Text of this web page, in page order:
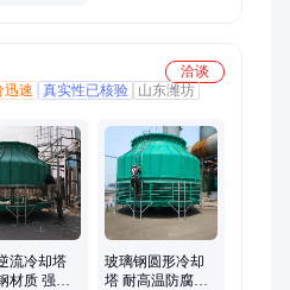
洽谈
迅速 真实性已核验
山东潍坊
流冷却塔
材质 强度
玻璃钢圆形冷却
塔 耐高温防腐蚀